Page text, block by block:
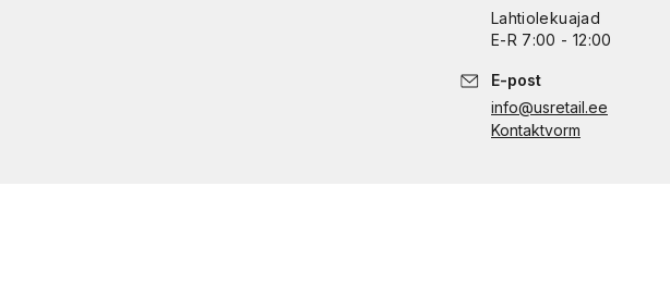
Lahtiolekuajad
E-R 7:00 - 12:00
E-post
info@usretail.ee
Kontaktvorm